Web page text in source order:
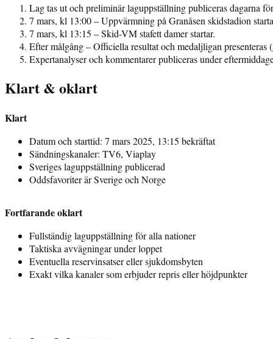
Lag tas ut och preliminär laguppställning publiceras dagarna
7 mars, kl 13:00 – Uppvärmning på Granåsen skidstadion
7 mars, kl 13:15 – Skid-VM stafett damer startar.
Efter målgång – Officiella resultat och medaljligan presenteras (
Expertanalyser och kommentarer publiceras under
Klart & oklart
Klart
Datum och starttid: 7 mars 2025, 13:15 bekräftat
Sändningskanaler: TV6, Viaplay
Sveriges laguppställning publicerad
Oddsfavoriter är Sverige och Norge
Fortfarande oklart
Fullständig laguppställning för alla nationer
Taktiska avvägningar under loppet
Eventuella reservinsatser eller sjukdomsbyten
Exakt vilka kanaler som erbjuder repris eller höjdpunkter